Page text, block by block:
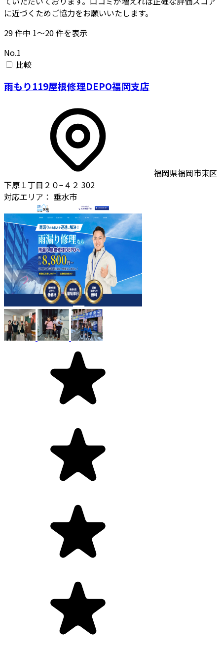
に近づくためご協力をお願いいたします。
29件中 1〜20件を表示
No.1
比較
雨もり119屋根修理DEPO福岡支店
福岡県福岡市東区
下原１丁目２０−４２ 302
対応エリア： 垂水市